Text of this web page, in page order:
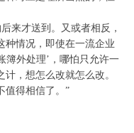
来才送到。又或者相反，
种情况，即使在一流企业
簿外处理’，哪怕只允许一
，想怎么改就怎么改。
值得相信了。”